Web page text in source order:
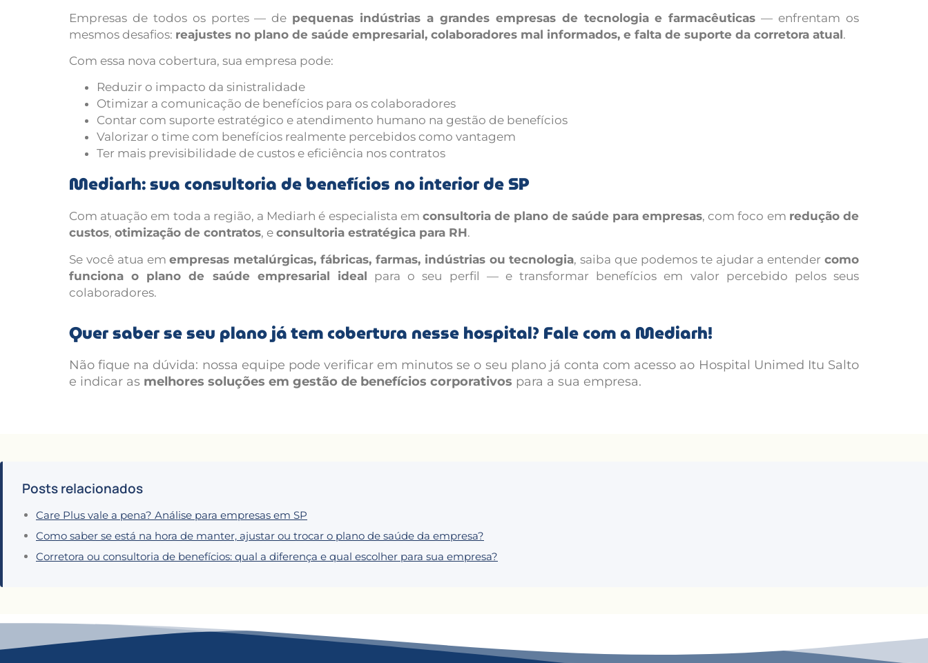
Empresas de todos os portes — de pequenas indústrias a grandes empresas de tecnologia e farmacêuticas — enfrentam os
mesmos desafios: reajustes no plano de saúde empresarial, colaboradores mal informados, e falta de suporte da corretora atual.
Com essa nova cobertura, sua empresa pode:
Reduzir o impacto da sinistralidade
Otimizar a comunicação de benefícios para os colaboradores
Contar com suporte estratégico e atendimento humano na gestão de benefícios
Valorizar o time com benefícios realmente percebidos como vantagem
Ter mais previsibilidade de custos e eficiência nos contratos
Mediarh: sua consultoria de benefícios no interior de SP
Com atuação em toda a região, a Mediarh é especialista em consultoria de plano de saúde para empresas, com foco em redução de
custos, otimização de contratos, e consultoria estratégica para RH.
Se você atua emempresas metalúrgicas, fábricas, farmas, indústrias ou tecnologia, saiba que podemos te ajudar a entendercomo
funciona o plano de saúde empresarial ideal para o seu perfil — e transformar benefícios em valor percebido pelos seus
colaboradores.
Quer saber se seu plano já tem cobertura nesse hospital? Fale com a Mediarh!
Não fique na dúvida: nossa equipe pode verificar em minutos se o seu plano já conta com acesso ao Hospital Unimed Itu Salto
e indicar as melhores soluções em gestão de benefícios corporativos para a sua empresa.
Posts relacionados
Care Plus vale a pena? Análise para empresas em SP
Como saber se está na hora de manter, ajustar ou trocar o plano de saúde da empresa?
Corretora ou consultoria de benefícios: qual a diferença e qual escolher para sua empresa?